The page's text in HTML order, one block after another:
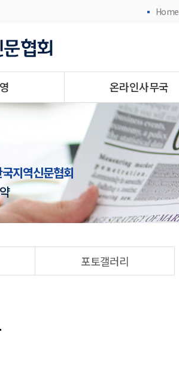
Home
온라인사무국
지역신문협회
포토갤러리